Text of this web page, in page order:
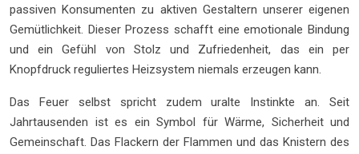
passiven Konsumenten zu aktiven Gestaltern unserer eigenen
Gemütlichkeit. Dieser Prozess schafft eine emotionale Bindung
und ein Gefühl von Stolz und Zufriedenheit, das ein per
Knopfdruck reguliertes Heizsystem niemals erzeugen kann.
Das Feuer selbst spricht zudem uralte Instinkte an. Seit
Jahrtausenden ist es ein Symbol für Wärme, Sicherheit und
Gemeinschaft. Das Flackern der Flammen und das Knistern des